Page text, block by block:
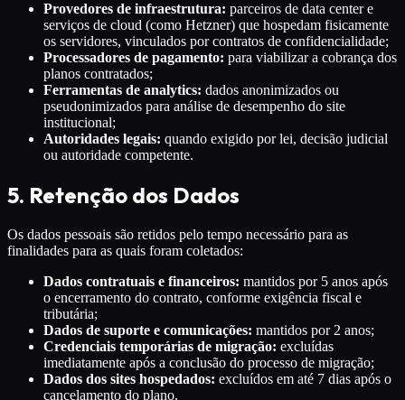
Provedores de infraestrutura: parceiros de data center e
serviços de cloud (como Hetzner) que hospedam fisicamente
os servidores, vinculados por contratos de confidencialidade;
Processadores de pagamento: para viabilizar a cobrança dos
planos contratados;
Ferramentas de analytics: dados anonimizados ou
pseudonimizados para análise de desempenho do site
institucional;
Autoridades legais: quando exigido por lei, decisão judicial
ou autoridade competente.
5. Retenção dos Dados
Os dados pessoais são retidos pelo tempo necessário para as
finalidades para as quais foram coletados:
Dados contratuais e financeiros: mantidos por 5 anos após
o encerramento do contrato, conforme exigência fiscal e
tributária;
Dados de suporte e comunicações: mantidos por 2 anos;
Credenciais temporárias de migração: excluídas
imediatamente após a conclusão do processo de migração;
Dados dos sites hospedados: excluídos em até 7 dias após o
cancelamento do plano.